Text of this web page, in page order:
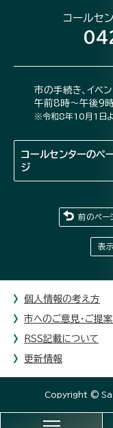
コールセ
市の手続き、イベ
午前8時～午後9
※令和8年10月1日よ
コールセンターのペ
ジ
前のペー
表示
個人情報の考え方
市へのご意見・ご提案
RSS記載について
更新情報
Copyright ©